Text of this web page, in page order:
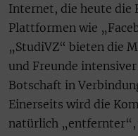
Internet, die heute die
Plattformen wie
„StudiVZ“ bieten die
und Freunde
Botschaft in
Einerseits wird die
natürlich